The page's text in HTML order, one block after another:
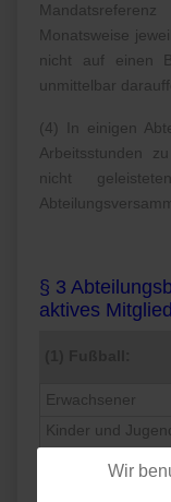
Monatsweise
nicht auf einen
unmittelbar
(4) In einigen
Arbeitsstunden
nicht
§ 3
aktives Mitglied
Erwachsener
Kinder und
Wir